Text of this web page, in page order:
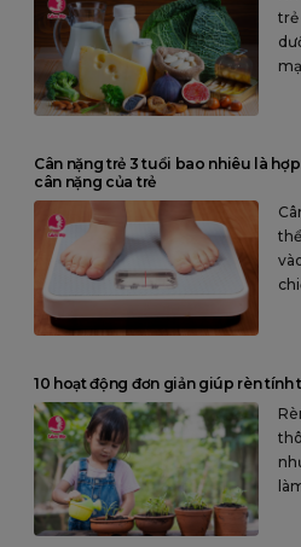
trẻ
Cân nặng trẻ 3 tuổi bao nhiêu là
cân nặng của trẻ
10 hoạt động đơn giản giúp rèn tính